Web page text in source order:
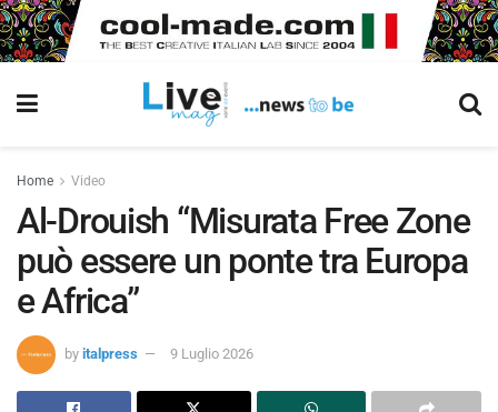
Home Video
Al-Drouish “Misurata Free Zone
può essere un ponte tra Europa
e Africa”
by italpress 9 Luglio 2026